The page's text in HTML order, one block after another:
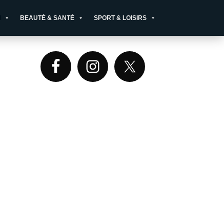
BEAUTÉ & SANTÉ SPORT & LOISIRS
Primary
Sidebar